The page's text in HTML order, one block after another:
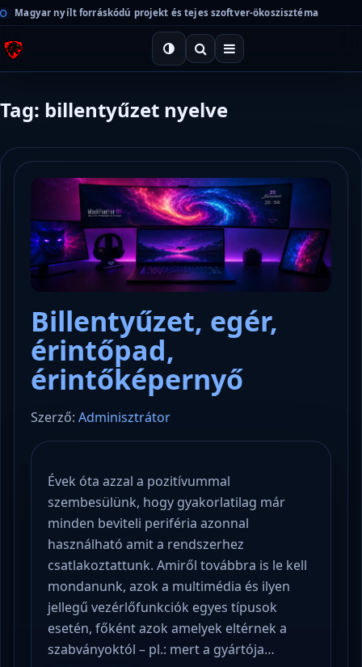
Magyar nyílt forráskódú projekt és tejes szoftver-ökoszisztéma
Tag: billentyűzet nyelve
Billentyűzet, egér,
érintőpad,
érintőképernyő
Szerző: Adminisztrátor
Évek óta azzal a pozitívummal
szembesülünk, hogy gyakorlatilag már
minden beviteli periféria azonnal
használható amit a rendszerhez
csatlakoztattunk. Amiről továbbra is le kell
mondanunk, azok a multimédia és ilyen
jellegű vezérlőfunkciók egyes típusok
esetén, főként azok amelyek eltérnek a
szabványoktól – pl.: mert a gyártója…